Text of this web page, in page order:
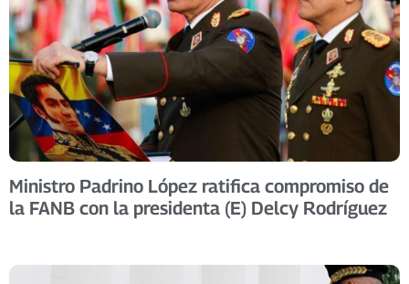
Ministro Padrino López ratifica compromiso de
la FANB con la presidenta (E) Delcy Rodríguez